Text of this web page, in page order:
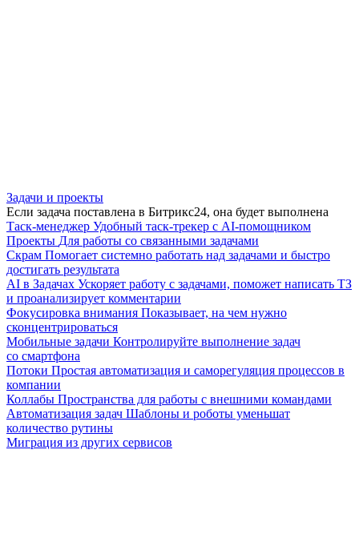
Задачи и проекты
Если задача поставлена в Битрикс24, она будет выполнена
Таск-менеджер Удобный таск-трекер с AI-помощником
Проекты Для работы со связанными задачами
Скрам Помогает системно работать над задачами и быстро
достигать результата
AI в Задачах Ускоряет работу с задачами, поможет написать ТЗ
и проанализирует комментарии
Фокусировка внимания Показывает, на чем нужно
сконцентрироваться
Мобильные задачи Контролируйте выполнение задач
со смартфона
Потоки Простая автоматизация и саморегуляция процессов в
компании
Коллабы Пространства для работы с внешними командами
Автоматизация задач Шаблоны и роботы уменьшат
количество рутины
Миграция из других сервисов